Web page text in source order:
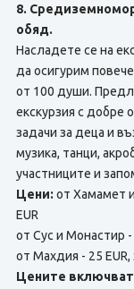
8.
обяд.
Насладете се на
да осигурим
от 100 души.
екскурзия с добре
задачи за деца и
музика, танци,
участниците и
Цени: от Хамамет
EUR
от Сус и Монастир -
от Махдия - 25 EUR,
Цените